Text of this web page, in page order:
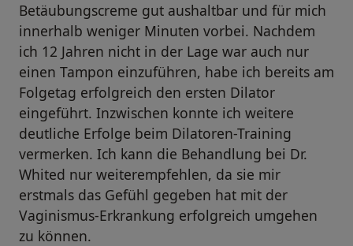
Betäubungscreme gut aushaltbar und für mich
innerhalb weniger Minuten vorbei. Nachdem
ich 12 Jahren nicht in der Lage war auch nur
einen Tampon einzuführen, habe ich bereits am
Folgetag erfolgreich den ersten Dilator
eingeführt. Inzwischen konnte ich weitere
deutliche Erfolge beim Dilatoren-Training
vermerken. Ich kann die Behandlung bei Dr.
Whited nur weiterempfehlen, da sie mir
erstmals das Gefühl gegeben hat mit der
Vaginismus-Erkrankung erfolgreich umgehen
zu können.